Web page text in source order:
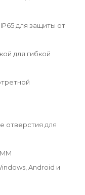
для защиты от
для гибкой
отверстия для
Android и